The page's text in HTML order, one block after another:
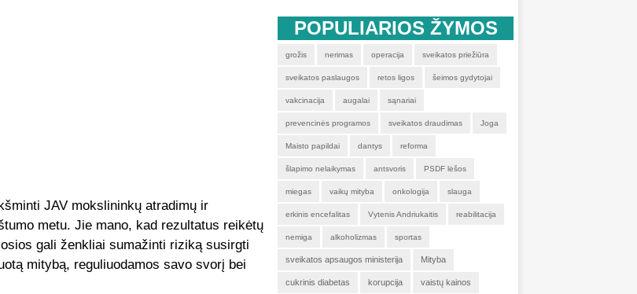
JAV mokslininkų atradimų ir
metu. Jie mano, kad rezultatus reikėtų
gali ženkliai sumažinti riziką susirgti
mitybą, reguliuodamos savo svorį bei
POPULIARIOS ŽYMOS
grožis nerimas operacija sveikatos priežiūra
sveikatos paslaugos retos ligos šeimos gydytojai
vakcinacija augalai sąnariai
prevencinės programos sveikatos draudimas Joga
Maisto papildai dantys reforma
šlapimo nelaikymas antsvoris PSDF lėšos
miegas vaikų mityba onkologija slauga
erkinis encefalitas Vytenis Andriukaitis reabilitacija
nemiga alkoholizmas sportas
sveikatos apsaugos ministerija Mityba
cukrinis diabetas korupcija vaistų kainos